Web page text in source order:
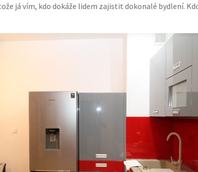
já vím, kdo dokáže lidem zajistit dokonalé bydlení.